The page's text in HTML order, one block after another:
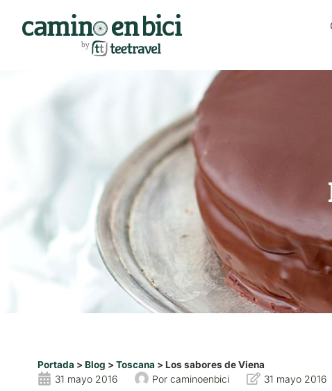
Portada > Blog > Toscana > Los sabores de Viena
31 mayo 2016 Porcaminoenbici 31 mayo 2016